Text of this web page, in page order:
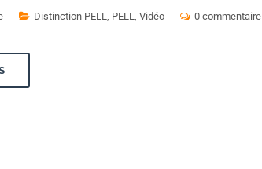
Distinction PELL, PELL, Vidéo 0 commentaire